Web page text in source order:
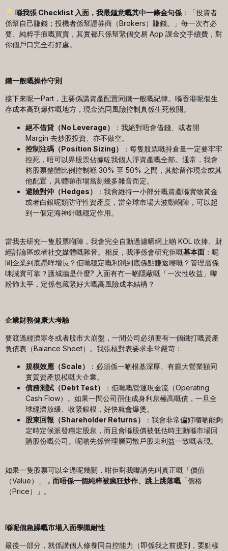
喺我張Checklist 入面，我最鍾意嘅其中一條金句係：「投資者
係幫自己賺錢；投機者係幫證券商（Brokers）賺錢。」每一次冇必
要、純粹手痕嘅買賣，其實都只係幫緊個交易 App 課金交手續費，對
你個戶口完全冇好處。
鐵一般嘅操作守則
接下來呢一Part，主要係講資產配置同鐵一般嘅紀律。喺香港呢個生
存成本高到爆炸嘅地方，現金流同風險控制真係生死攸關。
絕不借貸（No Leverage）
：我絕對唔會借錢、或者開
Margin 去炒股投資、亦不做空。
控制注碼（Position Sizing）
：每隻股票嘅持倉量一定要牢牢
控死，唔可以畀股票佔據咗我個人淨資產嘅全部。通常，我會
將股票整體比例控制喺 30% 至 50% 之間，其餘留作現金或其
他配置，具體睇市場當刻幾多雜音而定。
避險對沖（Hedges）
：我會維持一小部分嘅資產喺實物黃金
或者白銀呢類防守性資產度，當全球市場大波動嗰陣，可以起
到一個定海神針嘅穩定作用。
當我去研究一隻股票嗰陣，我會完全自動過濾晒網上啲 KOL 吹捧、財
經討論區或者社交媒體嘅雜音。相反，我淨係會研究佢嘅基本面 ：呢
間企業到底憑咩增長？佢哋穩定嘅利潤到底係點賺返嚟嘅？管理層係
咪誠實可靠？護城牆是什麼? 入面有冇一啲隱蔽嘅「一次性收益」嚟
粉飾太平，定係包藏緊好大嘅高風險成本結構？
企業財務健康大考驗
要渡過經濟寒冬或者股市大崩盤，一間公司必須要有一個鐵打嘅資產
負債表（Balance Sheet）。我張核對表要求非常嚴苛：
規模效應（Scale）
：必須係一啲根基深厚、有龐大營業額同
實質資產規模嘅大企業。
債務測試（ Debt Test）
：佢哋嘅營運現金流（Operating
Cash Flow）。如果一間公司孭住成身利息極高嘅債，一旦全
球經濟放緩、收緊銀根，好快就會爆煲。
股東回報（Shareholder Returns）
：我會非常偏好嗰啲能夠
定時定候派發穩定股息，而且會喺股價被低估時主動喺市場回
購股份嘅公司。呢啲先係管理層同散戶股東利益一致嘅表現。
如果一隻股票可以全過呢幾關，咁佢對我嚟講先叫真正嘅「價值
（Value）」
，而唔係一個純粹被瘋狂炒作、跳上跳落嘅「價格
（Price）」。
喺呢個急躁嘅市場入面學識耐性
最後一部分，就係講個人修養同自控能力（即係我之前提到，要點樣